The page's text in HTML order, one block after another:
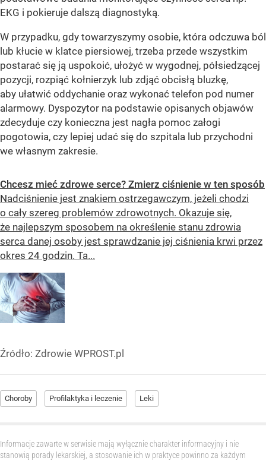
EKG i pokieruje dalszą diagnostyką.
W przypadku, gdy towarzyszymy osobie, która odczuwa ból
lub kłucie w klatce piersiowej, trzeba przede wszystkim
postarać się ją uspokoić, ułożyć w wygodnej, półsiedzącej
pozycji, rozpiąć kołnierzyk lub zdjąć obcisłą bluzkę,
aby ułatwić oddychanie oraz wykonać telefon pod numer
alarmowy. Dyspozytor na podstawie opisanych objawów
zdecyduje czy konieczna jest nagła pomoc załogi
pogotowia, czy lepiej udać się do szpitala lub przychodni
we własnym zakresie.
Chcesz mieć zdrowe serce? Zmierz ciśnienie w ten sposób
Nadciśnienie jest znakiem ostrzegawczym, jeżeli chodzi
o cały szereg problemów zdrowotnych. Okazuje się,
że najlepszym sposobem na określenie stanu zdrowia
serca danej osoby jest sprawdzanie jej ciśnienia krwi przez
okres 24 godzin. Ta...
Źródło: Zdrowie WPROST.pl
Choroby Profilaktyka i leczenie Leki
Informacje zawarte w serwisie mają wyłącznie charakter informacyjny i nie
stanowią porady lekarskiej, a stosowanie ich w praktyce powinno za każdym